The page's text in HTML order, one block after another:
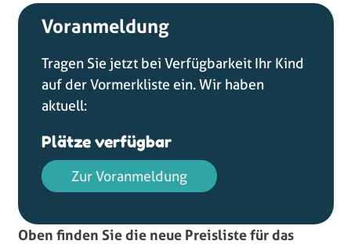
Voranmeldung
Tragen Sie jetzt bei Verfügbarkeit Ihr Kind
auf der Vormerkliste ein. Wir haben
aktuell:
Plätze verfügbar
Zur Voranmeldung
Oben finden Sie die neue Preisliste für das